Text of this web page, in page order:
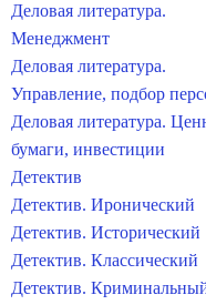
Деловая литература.
Менеджмент
Деловая литература.
Управление, подбор
Деловая литература.
бумаги, инвестиции
Детектив
Детектив. Иронический
Детектив. Исторический
Детектив. Классический
Детектив.